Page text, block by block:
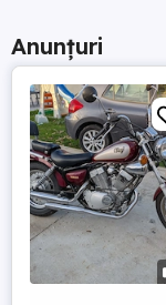
Anunțuri